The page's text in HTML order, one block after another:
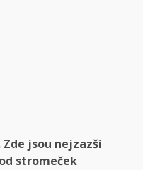
jsou nejzazší
stromeček